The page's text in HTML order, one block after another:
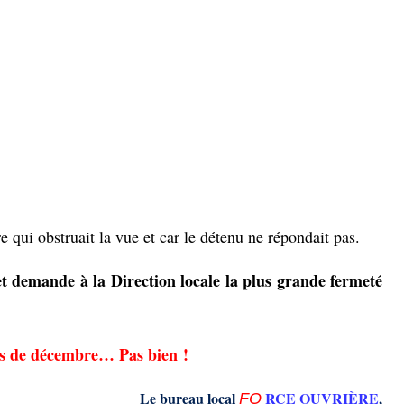
obstruait la vue et car le détenu ne répondait pas.
demande à la Direction locale la plus grande fermeté
de décembre… Pas bien !
Le bureau local FO RCE OUVRIÈRE,